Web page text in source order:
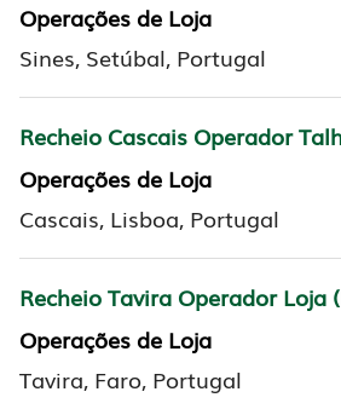
Operações de Loja
Sines, Setúbal, Portugal
Recheio Cascais Operador
Operações de Loja
Cascais, Lisboa, Portugal
Recheio Tavira Operador Loja
Operações de Loja
Tavira, Faro, Portugal